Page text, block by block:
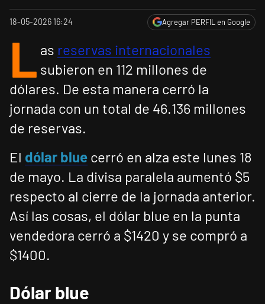
18-05-2026 16:24 Agregar PERFIL en Google
L as reservas internacionales
subieron en 112 millones de
dólares. De esta manera cerró la
jornada con un total de 46.136 millones
de reservas.
El dólar blue cerró en alza este lunes 18
de mayo. La divisa paralela aumentó $5
respecto al cierre de la jornada anterior.
Así las cosas, el dólar blue en la punta
vendedora cerró a $1420 y se compró a
$1400.
Dólar blue